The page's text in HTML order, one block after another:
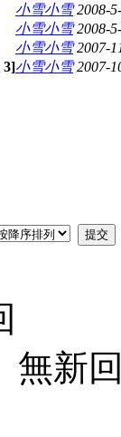
小雪小雪 2008-
小雪小雪 2008-
小雪小雪 2007-
3]小雪小雪 2007-
提交
無新